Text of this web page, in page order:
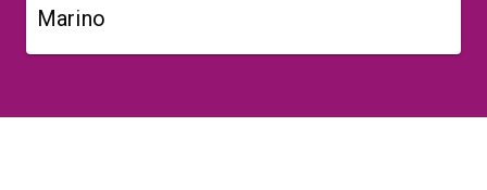
Marino